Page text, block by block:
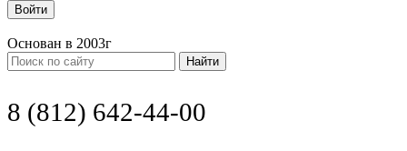
Войти
Основан в 2003г
Найти
8 (812) 642-44-00